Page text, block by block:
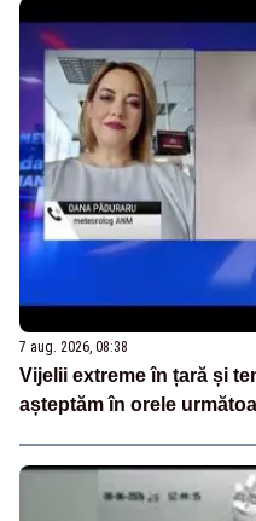
7 aug. 2026, 08:38
Vijelii extreme în țară și
așteptăm în orele